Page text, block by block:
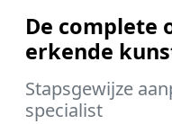
De complete
erkende
Stapsgewijze
specialist